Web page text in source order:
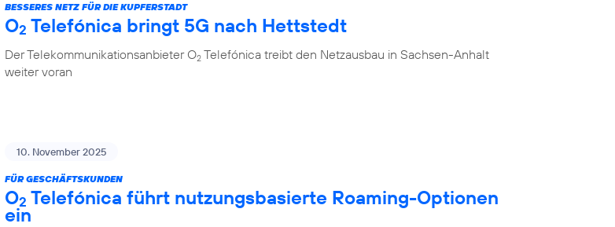
BESSERES NETZ FÜR DIE KUPFERSTADT
O2 Telefónica bringt 5G nach Hettstedt
Der Telekommunikationsanbieter O2 Telefónica treibt den Netzausbau in Sachsen-Anhalt
weiter voran
10. November 2025
FÜR GESCHÄFTSKUNDEN
O2 Telefónica führt nutzungs­basierte Roaming-Optionen
ein